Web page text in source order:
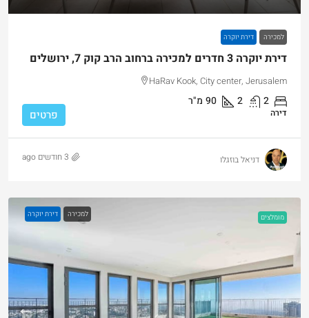
למכירה דירת יוקרה
דירת יוקרה 3 חדרים למכירה ברחוב הרב קוק 7, ירושלים
HaRav Kook, City center, Jerusalem
2
2
90 מ"ר
דירה פרטים
דניאל בוזגלו 3 חודשים ago
מומלצים למכירה דירת יוקרה